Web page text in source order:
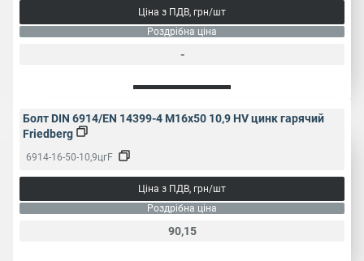
Ціна з ПДВ, грн/шт
Роздрібна ціна
-
Болт DIN 6914/EN 14399-4 M16x50 10,9 HV цинк гарячий
Friedberg
6914-16-50-10,9цгF
Ціна з ПДВ, грн/шт
Роздрібна ціна
90,15